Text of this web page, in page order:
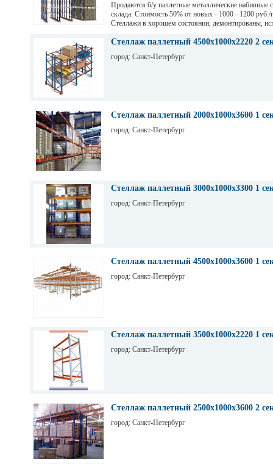
Продаются б/у паллетные металлические набивные
склада. Стоимость 50% от новых - 1000 - 1200 руб./
Стеллажи в хорошем состоянии, демонтированы,
СПб. Высота 7,5 м (4 паллеты), глубина 12,6 м (12
Стеллаж паллетный 4500х1000х2220 2
город: Санкт-Петербург
Стеллаж паллетный 2000х1000х3600 1
город: Санкт-Петербург
Стеллаж паллетный 3000х1000х3300 1
город: Санкт-Петербург
Стеллаж паллетный 4500х1000х3600 1
город: Санкт-Петербург
Стеллаж паллетный 3500х1000х2220 1
город: Санкт-Петербург
Стеллаж паллетный 2500х1000х3600 2
город: Санкт-Петербург